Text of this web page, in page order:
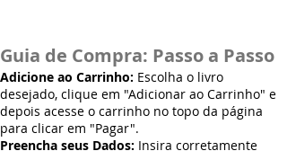
Guia de Compra: Passo a Passo
Adicione ao Carrinho: Escolha o livro
desejado, clique em "Adicionar ao Carrinho" e
depois acesse o carrinho no topo da página
para clicar em "Pagar".
Preencha seus Dados: Insira corretamente